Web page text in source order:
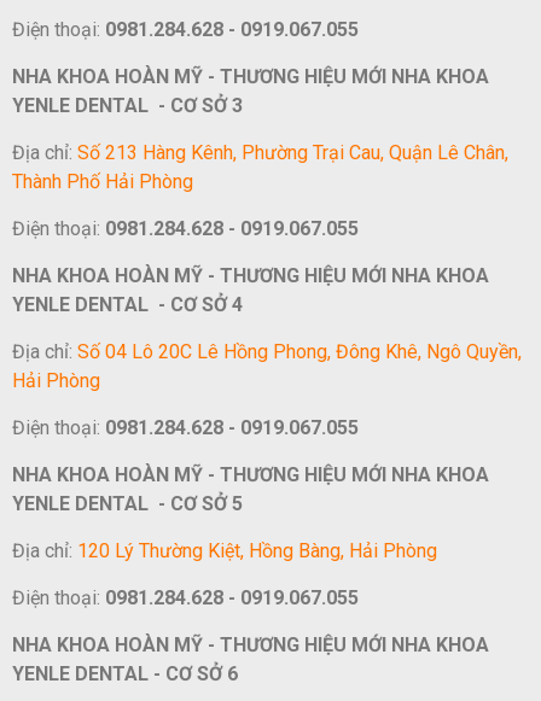
Điện thoại: 0981.284.628 - 0919.067.055
NHA KHOA HOÀN MỸ - THƯƠNG HIỆU MỚI NHA KHOA
YENLE DENTAL - CƠ SỞ 3
Địa chỉ: Số 213 Hàng Kênh, Phường Trại Cau, Quận Lê Chân,
Thành Phố Hải Phòng
Điện thoại: 0981.284.628 - 0919.067.055
NHA KHOA HOÀN MỸ - THƯƠNG HIỆU MỚI NHA KHOA
YENLE DENTAL - CƠ SỞ 4
Địa chỉ: Số 04 Lô 20C Lê Hồng Phong, Đông Khê, Ngô Quyền,
Hải Phòng
Điện thoại: 0981.284.628 - 0919.067.055
NHA KHOA HOÀN MỸ - THƯƠNG HIỆU MỚI NHA KHOA
YENLE DENTAL - CƠ SỞ 5
Địa chỉ: 120 Lý Thường Kiệt, Hồng Bàng, Hải Phòng
Điện thoại: 0981.284.628 - 0919.067.055
NHA KHOA HOÀN MỸ - THƯƠNG HIỆU MỚI NHA KHOA
YENLE DENTAL - CƠ SỞ 6